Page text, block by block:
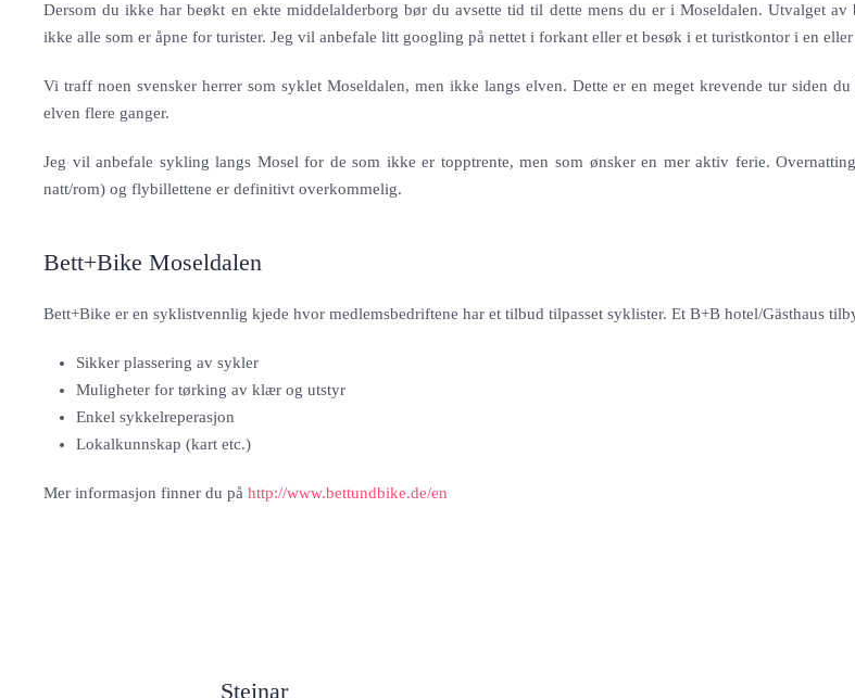
Dersom du ikke har beøkt en ekte middelalderborg bør du avsette tid til dette mens du er i Moseldalen. Utvalget av
ikke alle som er åpne for turister. Jeg vil anbefale litt googling på nettet i forkant eller et besøk i et turistkontor i en
Vi traff noen svensker herrer som syklet Moseldalen, men ikke langs elven. Dette er en meget krevende tur siden
elven flere ganger.
Jeg vil anbefale sykling langs Mosel for de som ikke er topptrente, men som ønsker en mer aktiv ferie.
natt/rom) og flybillettene er definitivt overkommelig.
Bett+Bike Moseldalen
Bett+Bike er en syklistvennlig kjede hvor medlemsbedriftene har et tilbud tilpasset syklister. Et B+B hotel/Gästhaus
Sikker plassering av sykler
Muligheter for tørking av klær og utstyr
Enkel sykkelreperasjon
Lokalkunnskap (kart etc.)
Mer informasjon finner du på http://www.bettundbike.de/en
Steinar